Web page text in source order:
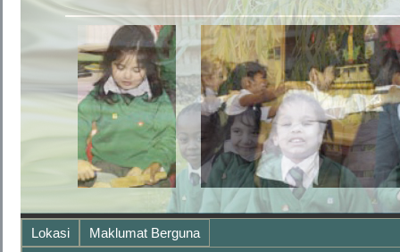
Lokasi
Maklumat Berguna